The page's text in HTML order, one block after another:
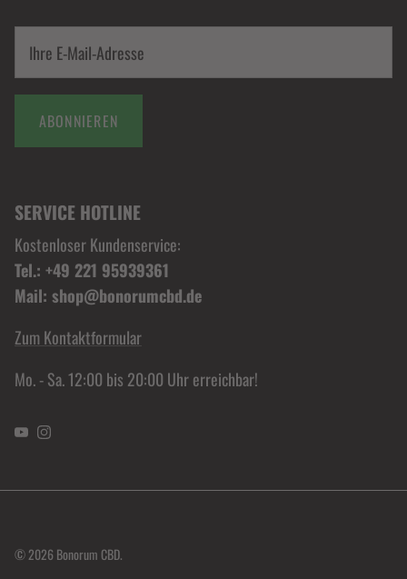
ABONNIEREN
SERVICE HOTLINE
Kostenloser Kundenservice:
Tel.: +49 221 95939361
Mail: shop@bonorumcbd.de
Zum Kontaktformular
Mo. - Sa. 12:00 bis 20:00 Uhr erreichbar!
YouTubeInstagram
© 2026Bonorum CBD.